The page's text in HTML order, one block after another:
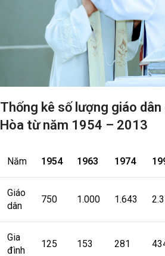
Thống kê số lượng giáo
Hòa từ năm 1954 – 2013
Năm 1954 1963 1974
Giáo
dân
750 1.000 1.643
Gia
đình
125 153 281